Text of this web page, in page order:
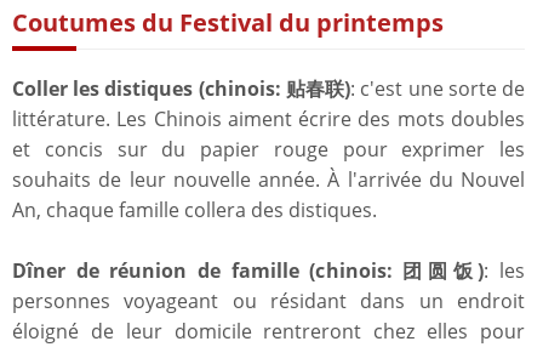
Coutumes du Festival du printemps
Coller les distiques (chinois: 贴春联): c'est une sorte de
littérature. Les Chinois aiment écrire des mots doubles
et concis sur du papier rouge pour exprimer les
souhaits de leur nouvelle année. À l'arrivée du Nouvel
An, chaque famille collera des distiques.
Dîner de réunion de famille (chinois: 团圆饭): les
personnes voyageant ou résidant dans un endroit
éloigné de leur domicile rentreront chez elles pour